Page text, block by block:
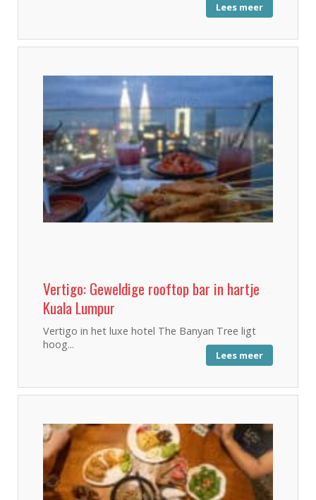
Lees meer
Vertigo: Geweldige rooftop bar in hartje
Kuala Lumpur
Vertigo in het luxe hotel The Banyan Tree ligt
hoog...
Lees meer